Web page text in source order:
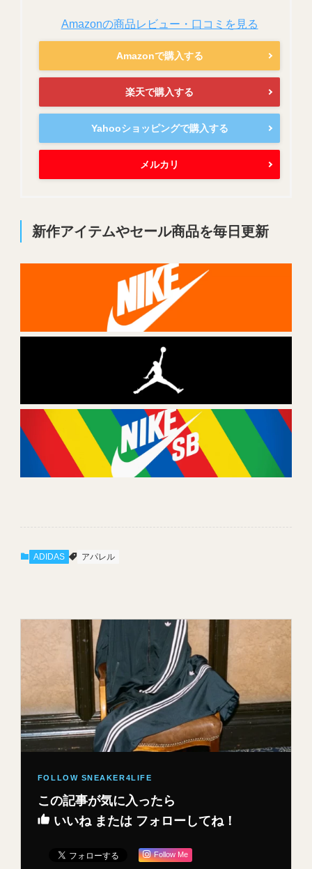
Amazonの商品レビュー・口コミを見る
Amazonで購入する
楽天で購入する
Yahooショッピングで購入する
メルカリ
新作アイテムやセール商品を毎日更新
ADIDAS アパレル
この記事が気に入ったら
いいね または フォローしてね！
Follow Me